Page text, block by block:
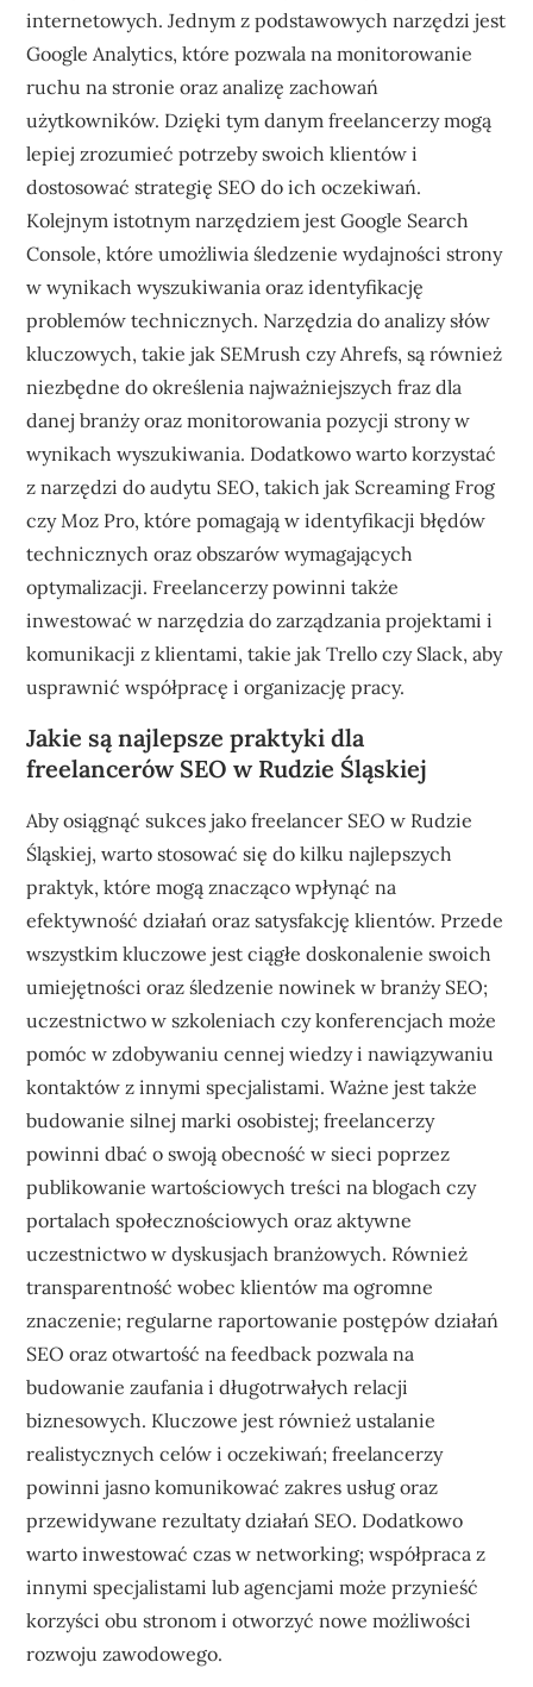
internetowych. Jednym z podstawowych narzędzi jest
Google Analytics, które pozwala na monitorowanie
ruchu na stronie oraz analizę zachowań
użytkowników. Dzięki tym danym freelancerzy mogą
lepiej zrozumieć potrzeby swoich klientów i
dostosować strategię SEO do ich oczekiwań.
Kolejnym istotnym narzędziem jest Google Search
Console, które umożliwia śledzenie wydajności strony
w wynikach wyszukiwania oraz identyfikację
problemów technicznych. Narzędzia do analizy słów
kluczowych, takie jak SEMrush czy Ahrefs, są również
niezbędne do określenia najważniejszych fraz dla
danej branży oraz monitorowania pozycji strony w
wynikach wyszukiwania. Dodatkowo warto korzystać
z narzędzi do audytu SEO, takich jak Screaming Frog
czy Moz Pro, które pomagają w identyfikacji błędów
technicznych oraz obszarów wymagających
optymalizacji. Freelancerzy powinni także
inwestować w narzędzia do zarządzania projektami i
komunikacji z klientami, takie jak Trello czy Slack, aby
usprawnić współpracę i organizację pracy.
Jakie są najlepsze praktyki dla
freelancerów SEO w Rudzie Śląskiej
Aby osiągnąć sukces jako freelancer SEO w Rudzie
Śląskiej, warto stosować się do kilku najlepszych
praktyk, które mogą znacząco wpłynąć na
efektywność działań oraz satysfakcję klientów. Przede
wszystkim kluczowe jest ciągłe doskonalenie swoich
umiejętności oraz śledzenie nowinek w branży SEO;
uczestnictwo w szkoleniach czy konferencjach może
pomóc w zdobywaniu cennej wiedzy i nawiązywaniu
kontaktów z innymi specjalistami. Ważne jest także
budowanie silnej marki osobistej; freelancerzy
powinni dbać o swoją obecność w sieci poprzez
publikowanie wartościowych treści na blogach czy
portalach społecznościowych oraz aktywne
uczestnictwo w dyskusjach branżowych. Również
transparentność wobec klientów ma ogromne
znaczenie; regularne raportowanie postępów działań
SEO oraz otwartość na feedback pozwala na
budowanie zaufania i długotrwałych relacji
biznesowych. Kluczowe jest również ustalanie
realistycznych celów i oczekiwań; freelancerzy
powinni jasno komunikować zakres usług oraz
przewidywane rezultaty działań SEO. Dodatkowo
warto inwestować czas w networking; współpraca z
innymi specjalistami lub agencjami może przynieść
korzyści obu stronom i otworzyć nowe możliwości
rozwoju zawodowego.